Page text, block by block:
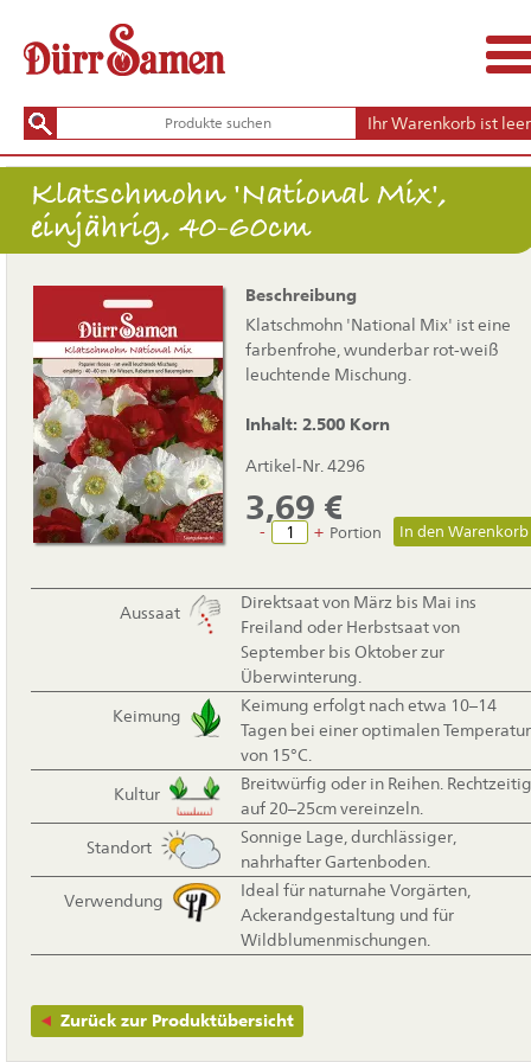
Ihr Warenkorb ist
Klatschmohn 'National Mix',
einjährig, 40-60cm
Beschreibung
Klatschmohn 'National Mix' ist eine
farbenfrohe, wunderbar rot-weiß
leuchtende Mischung.
Inhalt: 2.500 Korn
Artikel-Nr. 4296
3,69 €
- + Portion
Aussaat
Direktsaat von März bis Mai ins
Freiland oder Herbstsaat von
September bis Oktober zur
Überwinterung.
Keimung
Keimung erfolgt nach etwa 10–14
Tagen bei einer optimalen Temperatur
von 15°C.
Kultur
Breitwürfig oder in Reihen. Rechtzeitig
auf 20–25cm vereinzeln.
Standort
Sonnige Lage, durchlässiger,
nahrhafter Gartenboden.
Verwendung
Ideal für naturnahe Vorgärten,
Ackerandgestaltung und für
Wildblumenmischungen.
Zurück zur Produktübersicht